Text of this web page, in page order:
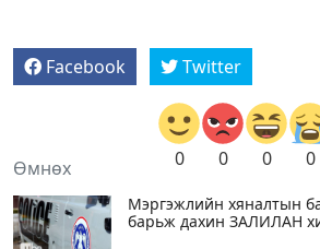
Facebook Twitter
0 0 0 0
Өмнөх
Мэргэжлийн хяналтын
барьж дахин ЗАЛИЛАН